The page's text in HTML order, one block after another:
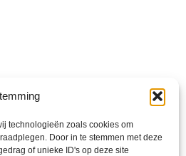
technologieën zoals cookies om
Door in te stemmen met deze
of unieke ID's op deze site